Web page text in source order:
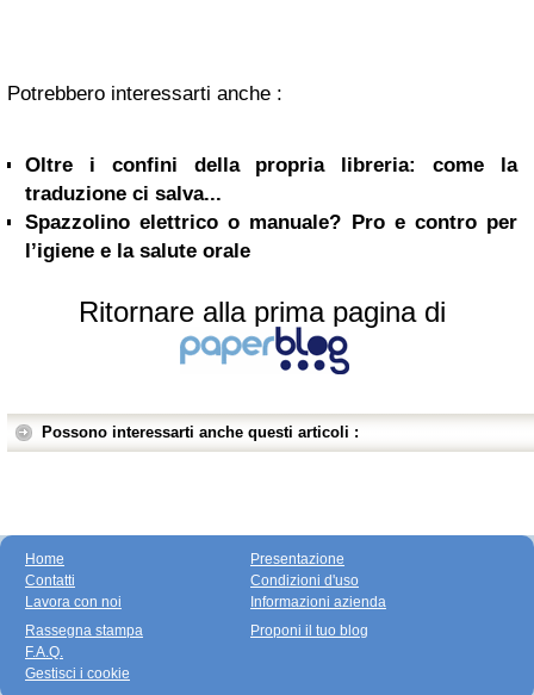
Potrebbero interessarti anche :
Oltre i confini della propria libreria: come la
traduzione ci salva...
Spazzolino elettrico o manuale? Pro e contro per
l’igiene e la salute orale
Ritornare alla prima pagina di
Possono interessarti anche questi articoli :
Home
Contatti
Lavora con noi
Presentazione
Condizioni d'uso
Informazioni azienda
Rassegna stampa
F.A.Q.
Gestisci i cookie
Proponi il tuo blog